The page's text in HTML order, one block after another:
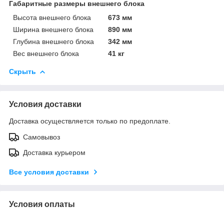
Габаритные размеры внешнего блока
Высота внешнего блока
673 мм
Ширина внешнего блока
890 мм
Глубина внешнего блока
342 мм
Вес внешнего блока
41 кг
Скрыть
Условия доставки
Доставка осуществляется только по предоплате.
Самовывоз
Доставка курьером
Все условия доставки
Условия оплаты